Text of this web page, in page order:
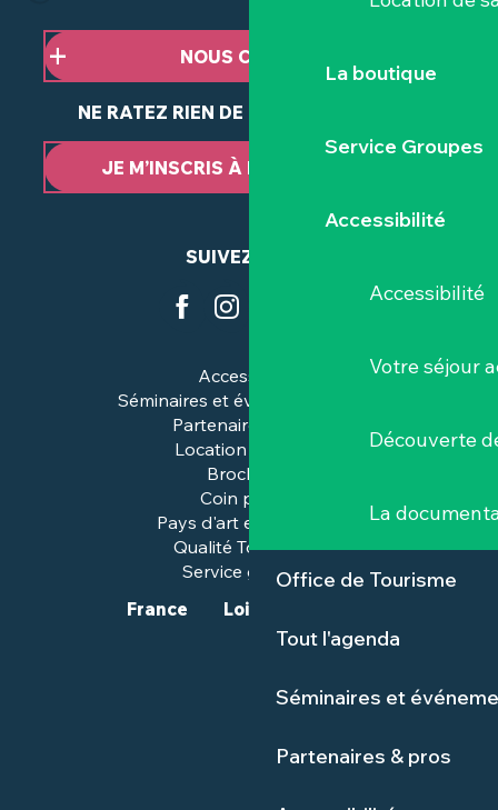
La boutique
Service Groupes
Accessibilité
Accessibilité
Votre séjour
Découverte
La
Office de Tourisme
Tout l'agenda
Séminaires et
Partenaires & pros
NOUS CONTACTER
NE RATEZ RIEN DE NOTRE ACTUALITÉ
JE M’INSCRIS À LA NEWSLETTER
SUIVEZ-NOUS
Accessibilité
Séminaires et événements pros
Partenaires & pros
Location de salles
Brochures
Coin presse
Pays d'art et d'histoire
Qualité Tourisme™
Service groupes
France
Loire-Atlantique